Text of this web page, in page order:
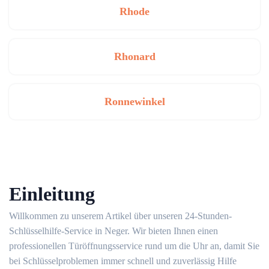
Rhode
Rhonard
Ronnewinkel
Einleitung
Willkommen zu unserem Artikel über unseren 24-Stunden-
Schlüsselhilfe-Service in Neger.​ Wir bieten Ihnen einen
professionellen Türöffnungsservice rund um die Uhr an, damit Sie
bei Schlüsselproblemen immer schnell und zuverlässig Hilfe